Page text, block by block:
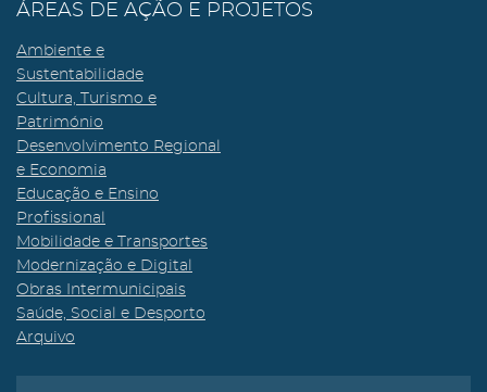
ÁREAS DE AÇÃO E PROJETOS
Ambiente e
Sustentabilidade
Cultura, Turismo e
Património
Desenvolvimento Regional
e Economia
Educação e Ensino
Profissional
Mobilidade e Transportes
Modernização e Digital
Obras Intermunicipais
Saúde, Social e Desporto
Arquivo